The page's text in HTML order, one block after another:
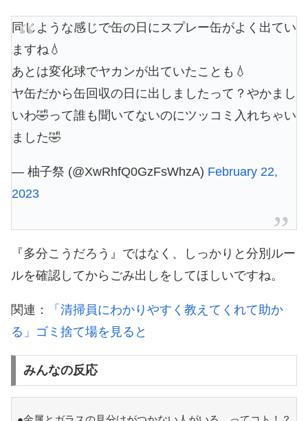
同じような感じで缶の日にスプレー缶がよく出てい
ますね💧
あとは変化球でヤカンが出ていたことも💧
ヤ缶だから缶回収の日に出しましたって？やかまし
いわ🤣って誰も聞いてないのにツッコミ入れちゃい
ました🤣
— 柚子祭 (@XwRhfQ0GzFsWhzA) February 22,
2023
『多分こうだろう』ではなく、しっかりと分別ルー
ルを確認してからごみ出しをしてほしいですね。
関連：
「清掃員にわかりやすく教えてくれて助か
る」ゴミ捨て場を見ると
みんなの反応